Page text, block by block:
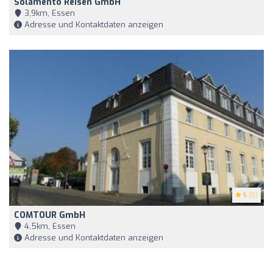
3,9km, Essen
Adresse und Kontaktdaten anzeigen
5 (5)
COMTOUR GmbH
4,5km, Essen
Adresse und Kontaktdaten anzeigen